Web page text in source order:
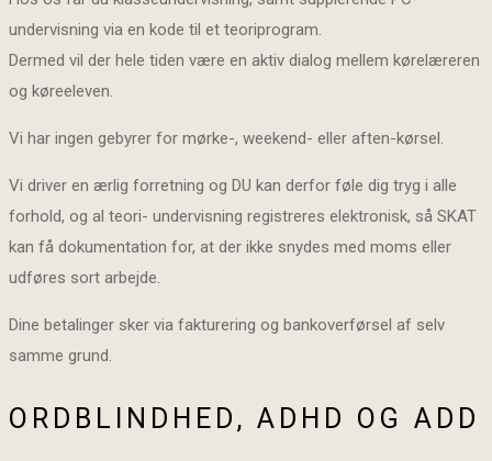
undervisning via en kode til et teoriprogram.
Dermed vil der hele tiden være en aktiv dialog mellem kørelæreren
og køreeleven.
Vi har ingen gebyrer for mørke-, weekend- eller aften-kørsel.
Vi driver en ærlig forretning og DU kan derfor føle dig tryg i alle
forhold, og al teori- undervisning registreres elektronisk, så SKAT
kan få dokumentation for, at der ikke snydes med moms eller
udføres sort arbejde.
Dine betalinger sker via fakturering og bankoverførsel af selv
samme grund.
ORDBLINDHED, ADHD OG ADD